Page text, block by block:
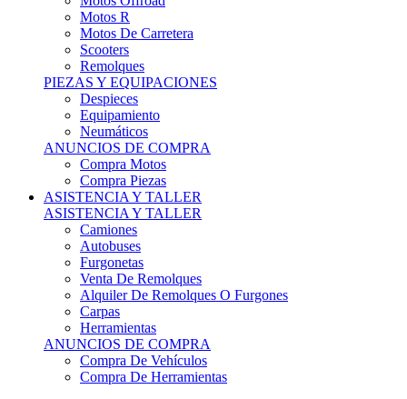
Motos R
Motos De Carretera
Scooters
Remolques
PIEZAS Y EQUIPACIONES
Despieces
Equipamiento
Neumáticos
ANUNCIOS DE COMPRA
Compra Motos
Compra Piezas
ASISTENCIA Y TALLER
ASISTENCIA Y TALLER
Camiones
Autobuses
Furgonetas
Venta De Remolques
Alquiler De Remolques O Furgones
Carpas
Herramientas
ANUNCIOS DE COMPRA
Compra De Vehículos
Compra De Herramientas